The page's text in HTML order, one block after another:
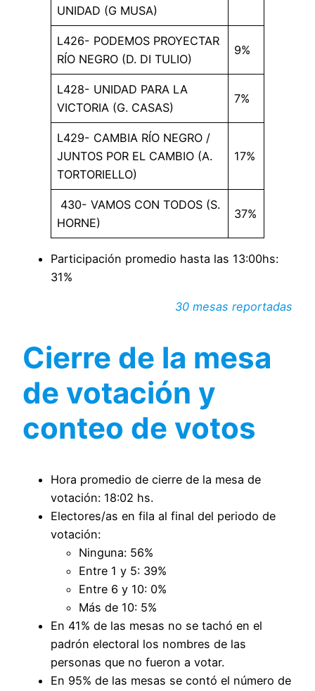
UNIDAD (G MUSA)
L426- PODEMOS PROYECTAR
RÍO NEGRO (D. DI TULIO)
9%
L428- UNIDAD PARA LA
VICTORIA (G. CASAS)
7%
L429- CAMBIA RÍO NEGRO /
JUNTOS POR EL CAMBIO (A.
TORTORIELLO)
17%
430- VAMOS CON TODOS (S.
HORNE)
37%
Participación promedio hasta las 13:00hs:
31%
30 mesas reportadas
Cierre de la mesa
de votación y
conteo de votos
Hora promedio de cierre de la mesa de
votación: 18:02 hs.
Electores/as en fila al final del periodo de
votación:
Ninguna: 56%
Entre 1 y 5: 39%
Entre 6 y 10: 0%
Más de 10: 5%
En 41% de las mesas no se tachó en el
padrón electoral los nombres de las
personas que no fueron a votar.
En 95% de las mesas se contó el número de